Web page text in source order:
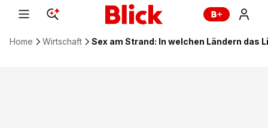
Home Wirtschaft Sex am Strand: In welchen Ländern das